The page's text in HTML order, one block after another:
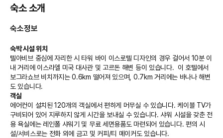
숙소 소개
숙소정보
숙박 시설 위치
텔아비브 중심에 자리한 시 타워 바이 이스로텔 디자인의 경우 걸어서 10분 이
내 거리에 이스라엘 미국 대사관 및 고르돈 해변 등이 있습니다.  이 호텔에서
보그라쇼브 비치까지는 0.6km 떨어져 있으며, 0.7km 거리에는 바나나 해변
도 있습니다.
객실
에어컨이 설치된 120개의 객실에서 편하게 머무실 수 있습니다. 케이블 TV가
구비되어 있어 지루하지 않게 시간을 보내실 수 있습니다. 샤워 시설을 갖춘 전
용 욕실에는 레인폴 샤워기 및 무료 세면용품도 마련되어 있습니다. 편의 시
설/서비스로는 전화 외에 금고 및 커피/티 메이커도 있습니다.